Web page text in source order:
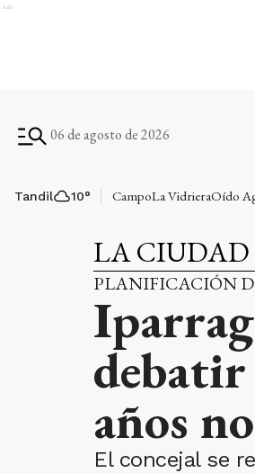
Ads
06 de agosto de 2026
Tandil 10° CampoLa VidrieraOído
LA CIUDAD
PLANIFICACIÓN
debatir
años
El concejal se